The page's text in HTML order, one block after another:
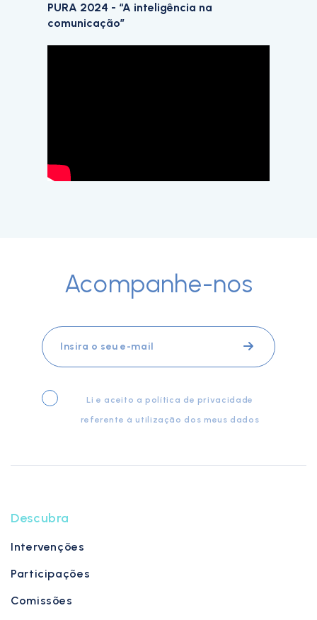
PURA 2024 - “A inteligência na
comunicação”
Acompanhe-nos
Li e aceito a política de privacidade
referente à utilização dos meus dados
Descubra
Intervenções
Participações
Comissões